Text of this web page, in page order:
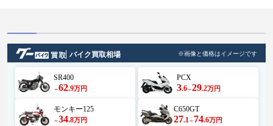
バイク買取相場 ※画像と価格はイメージです
SR400
～62.9万円
PCX
3.6～29.2万円
モンキー125
～34.8万円
C650GT
27.1 ～ 74.6万円